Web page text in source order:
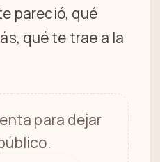
pareció, qué
qué te trae a la
para dejar